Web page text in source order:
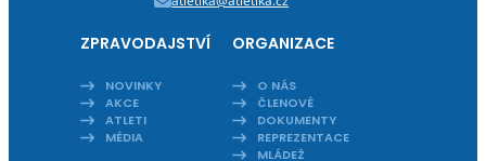
ZPRAVODAJSTVÍ
NOVINKY
AKCE
ATLETI
MÉDIA
ORGANIZACE
O NÁS
ČLENOVÉ
DOKUMENTY
REPREZENTACE
MLÁDEŽ